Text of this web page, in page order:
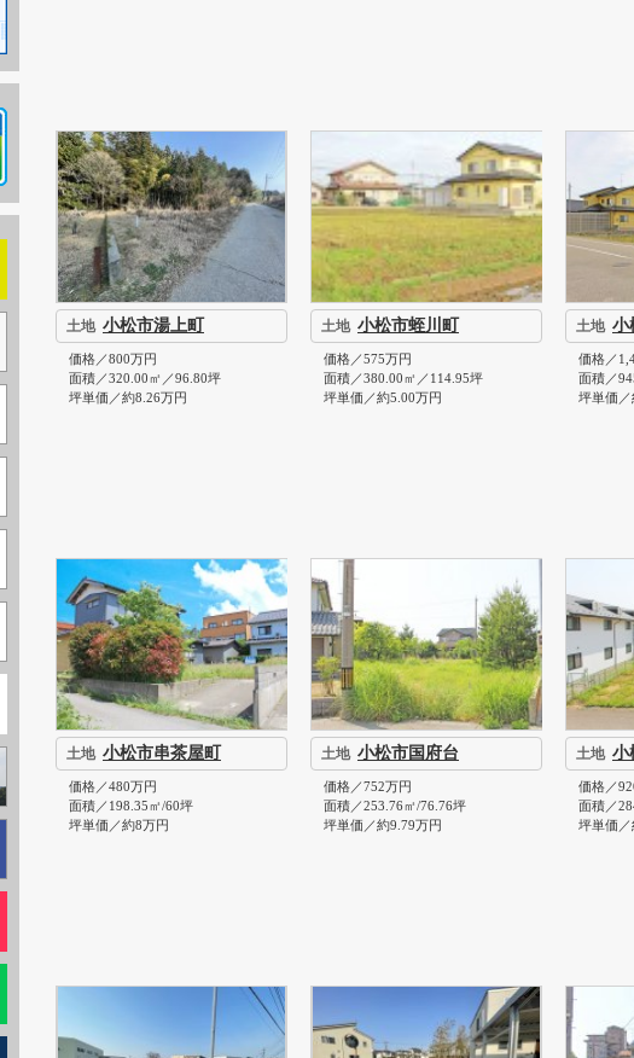
土地 小松市湯上町
価格／800万円
面積／320.00㎡／96.80坪
坪単価／約8.26万円
土地 小松市蛭川町
価格／575万円
面積／380.00㎡／114.95坪
坪単価／約5.00万円
土地 小
価格／
面積／
坪単価
土地 小松市串茶屋町
価格／480万円
面積／198.35㎡/60坪
坪単価／約8万円
土地 小松市国府台
価格／752万円
面積／253.76㎡/76.76坪
坪単価／約9.79万円
土地 小
価格／
面積／
坪単価